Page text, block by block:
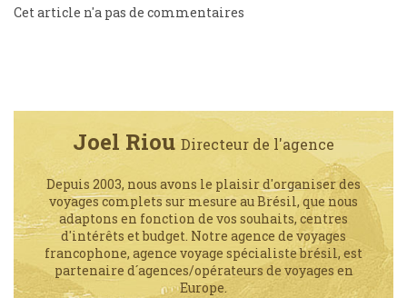
Cet article n'a pas de commentaires
Joel Riou Directeur de l'agence
Depuis 2003, nous avons le plaisir d'organiser des
voyages complets sur mesure au Brésil, que nous
adaptons en fonction de vos souhaits, centres
d'intérêts et budget. Notre agence de voyages
francophone, agence voyage spécialiste brésil, est
partenaire d´agences/opérateurs de voyages en
Europe.